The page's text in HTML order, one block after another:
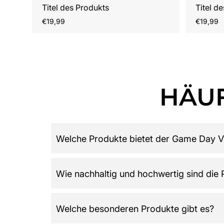
Titel des Produkts
Regulärer
€19,99
Titel
Regulärer
€19,99
Welche Produkte bietet der Game Day
Damen, Herren und Kinder, Retro-Trikots,
Wie nachhaltig und hochwertig sind die
wird und die Werte der Community
Welche besonderen Produkte gibt es?